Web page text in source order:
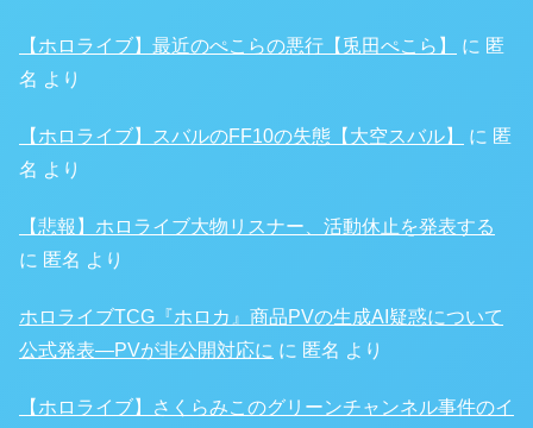
【ホロライブ】最近のぺこらの悪行【兎田ぺこら】 に 匿
名 より
【ホロライブ】スバルのFF10の失態【大空スバル】 に 匿
名 より
【悲報】ホロライブ大物リスナー、活動休止を発表する
に 匿名 より
ホロライブTCG『ホロカ』商品PVの生成AI疑惑について
公式発表―PVが非公開対応に に 匿名 より
【ホロライブ】さくらみこのグリーンチャンネル事件のイ